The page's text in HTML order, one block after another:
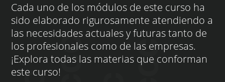
Cada uno de los módulos de este curso ha
sido elaborado rigurosamente atendiendo a
las necesidades actuales y futuras tanto de
los profesionales como de las empresas.
¡Explora todas las materias que conforman
este curso!